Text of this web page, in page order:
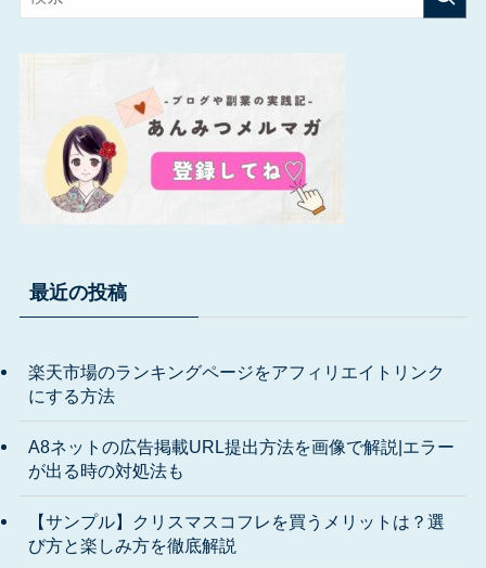
最近の投稿
楽天市場のランキングページをアフィリエイトリンク
にする方法
A8ネットの広告掲載URL提出方法を画像で解説|エラー
が出る時の対処法も
【サンプル】クリスマスコフレを買うメリットは？選
び方と楽しみ方を徹底解説